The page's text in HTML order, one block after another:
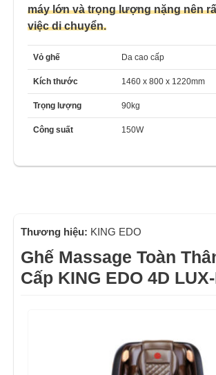
máy lớn và trọng lượng nặng nên
việc di chuyển.
Vỏ ghế Da cao cấp
Kích thước 1460 x 800 x 1220mm
Trọng lượng 90kg
Công suất 150W
Thương hiệu: KING EDO
Ghế Massage Toàn
Cấp KING EDO 4D